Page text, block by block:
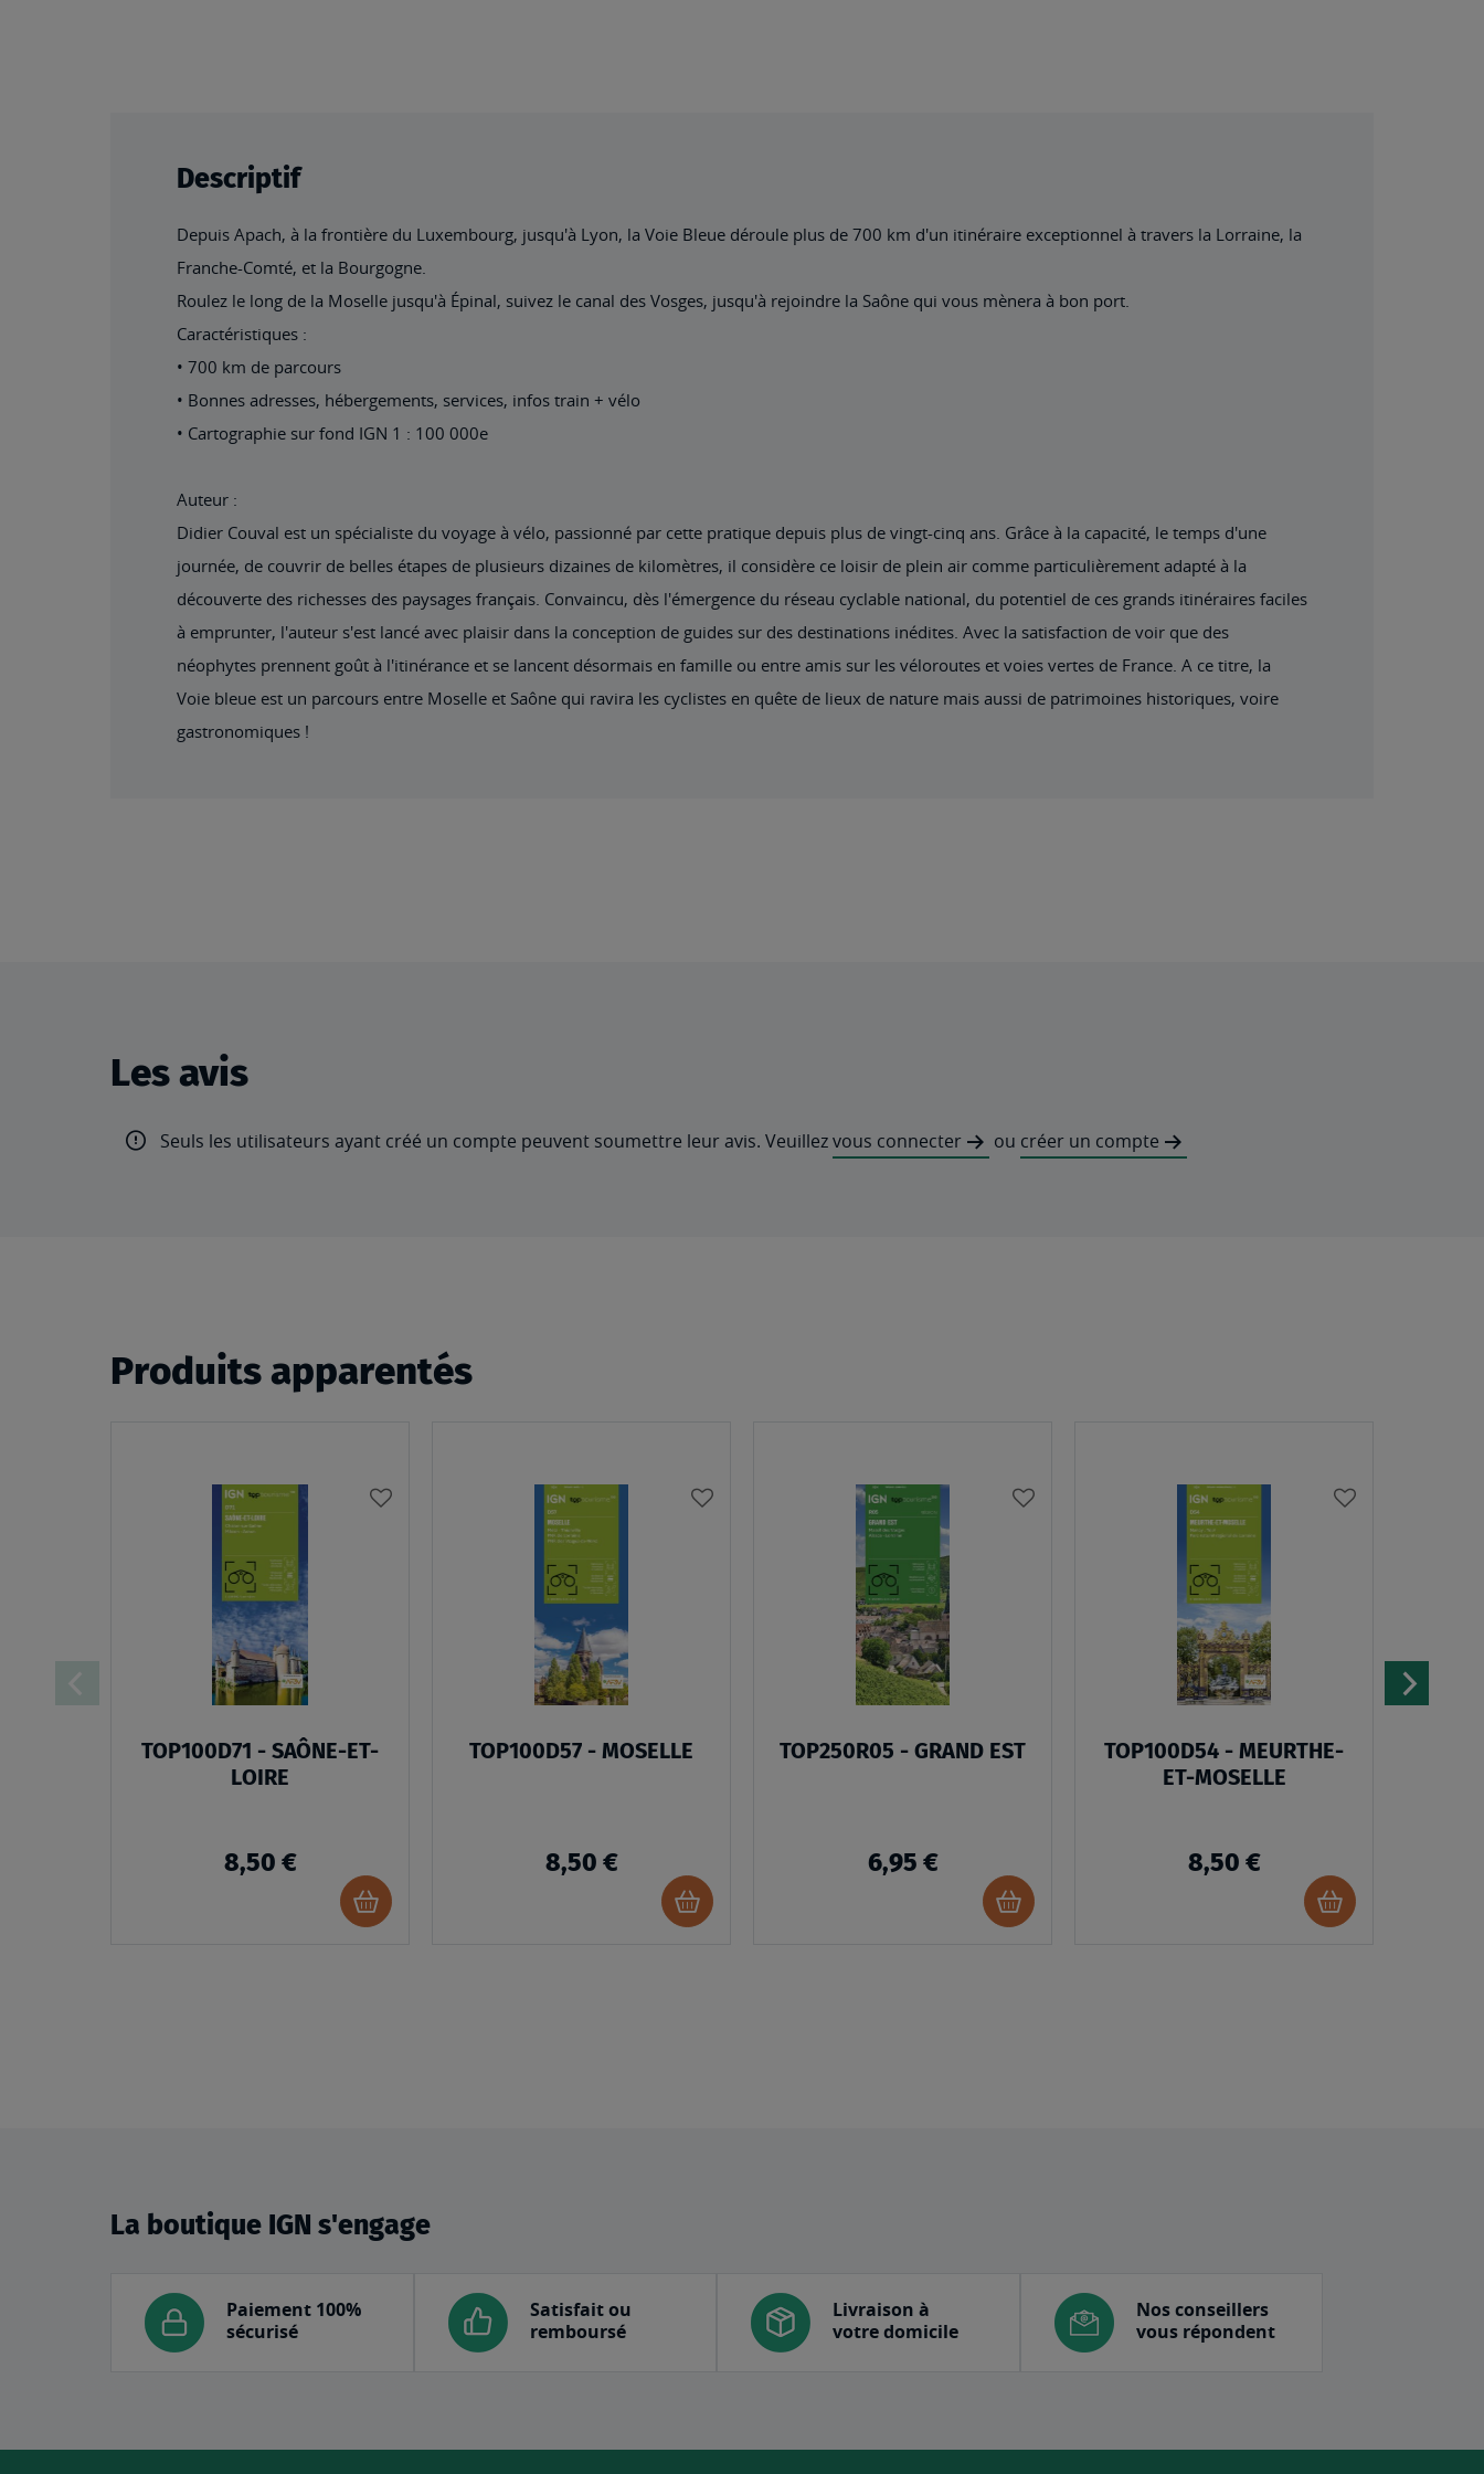
Descriptif
Depuis Apach, à la frontière du Luxembourg, jusqu'à Lyon, la Voie Bleue déroule plus de 700 km d'un itinéraire exceptionnel à travers la Lorraine, la
Franche-Comté, et la Bourgogne.
Roulez le long de la Moselle jusqu'à Épinal, suivez le canal des Vosges, jusqu'à rejoindre la Saône qui vous mènera à bon port.
Caractéristiques :
• 700 km de parcours
• Bonnes adresses, hébergements, services, infos train + vélo
• Cartographie sur fond IGN 1 : 100 000e
Auteur :
Didier Couval est un spécialiste du voyage à vélo, passionné par cette pratique depuis plus de vingt-cinq ans. Grâce à la capacité, le temps d'une
journée, de couvrir de belles étapes de plusieurs dizaines de kilomètres, il considère ce loisir de plein air comme particulièrement adapté à la
découverte des richesses des paysages français. Convaincu, dès l'émergence du réseau cyclable national, du potentiel de ces grands itinéraires faciles
à emprunter, l'auteur s'est lancé avec plaisir dans la conception de guides sur des destinations inédites. Avec la satisfaction de voir que des
néophytes prennent goût à l'itinérance et se lancent désormais en famille ou entre amis sur les véloroutes et voies vertes de France. A ce titre, la
Voie bleue est un parcours entre Moselle et Saône qui ravira les cyclistes en quête de lieux de nature mais aussi de patrimoines historiques, voire
gastronomiques !
Les avis
Seuls les utilisateurs ayant créé un compte peuvent soumettre leur avis. Veuillezvous connecter ou créer un compte
Produits apparentés
TOP100D71 - SAÔNE-ET-
LOIRE
8,50 €
Ajouter
au
TOP100D57 - MOSELLE
8,50 €
Ajouter
au
TOP250R05 - GRAND EST
6,95 €
Ajouter
au
TOP100D54 - MEURTHE-
ET-MOSELLE
8,50 €
Ajouter
au
La boutique IGN s'engage
Paiement 100%
sécurisé
Satisfait ou
remboursé
Livraison à
votre domicile
Nos conseillers
vous répondent